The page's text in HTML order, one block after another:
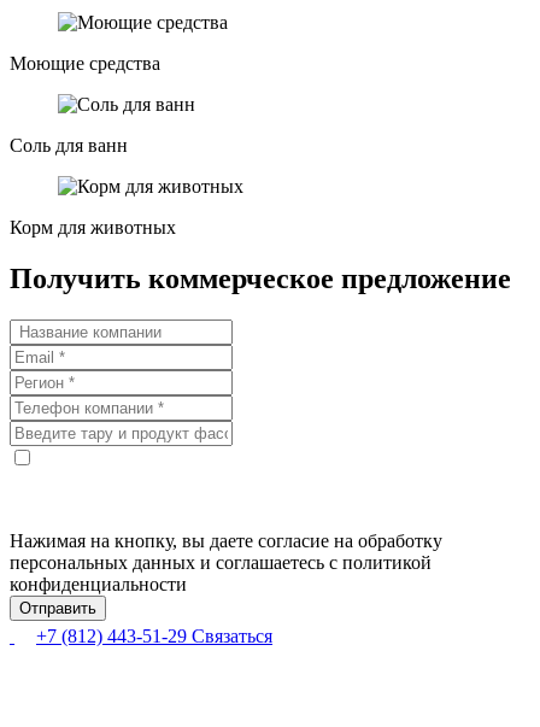
Моющие средства
Соль для ванн
Корм для животных
Получить коммерческое предложение
Нажимая на кнопку, вы даете согласие на обработку
персональных данных и соглашаетесь с политикой
конфиденциальности
+7 (812) 443-51-29 Связаться